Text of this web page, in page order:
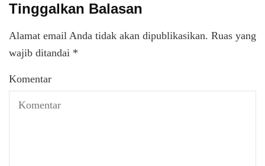
Tinggalkan Balasan
Alamat email Anda tidak akan dipublikasikan. Ruas yang
wajib ditandai *
Komentar